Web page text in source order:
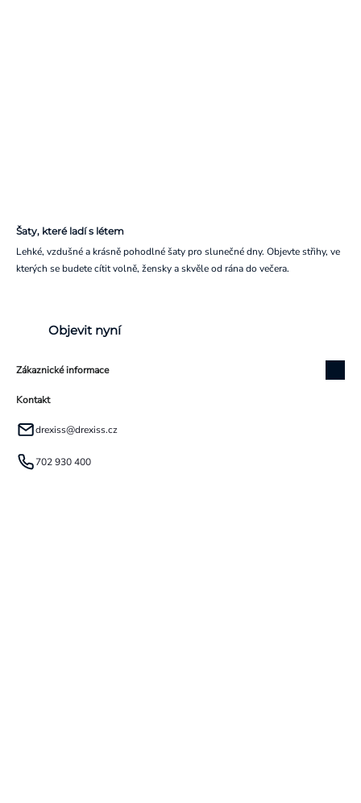
Šaty, které ladí s létem
Lehké, vzdušné a krásně pohodlné šaty pro slunečné dny. Objevte střihy, ve
kterých se budete cítit volně, žensky a skvěle od rána do večera.
Objevit nyní
Zákaznické informace
Kontakt
drexiss@drexiss.cz
702 930 400